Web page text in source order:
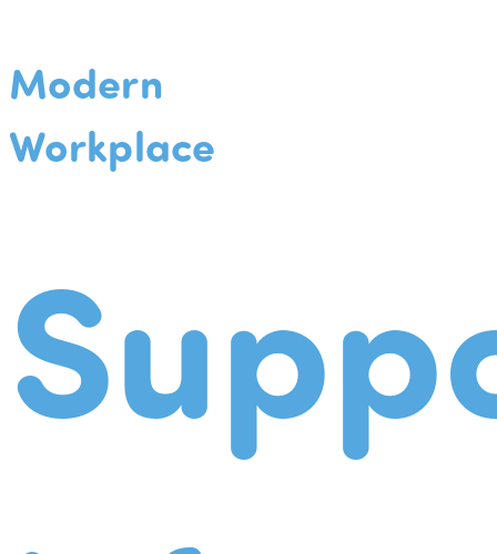
Modern
Workplace